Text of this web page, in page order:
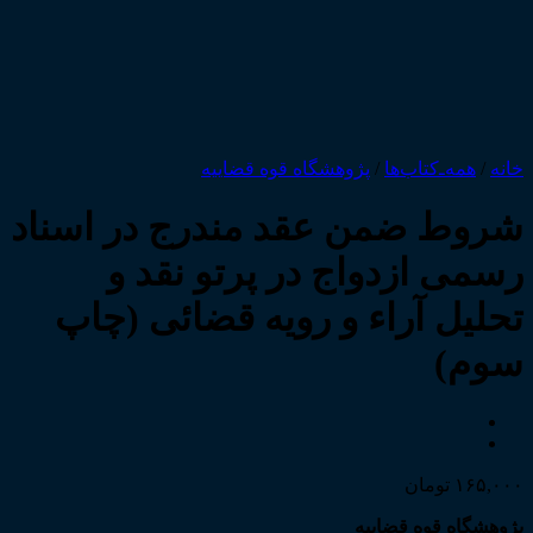
خانه / همه‌ـ‌کتاب‌ها / پژوهشگاه قوه قضاییه
شروط ضمن عقد مندرج در اسناد
رسمی ازدواج در پرتو نقد و
تحلیل آراء و رویه قضائی (چاپ
سوم)
۱۶۵,۰۰۰ تومان
پژوهشگاه قوه قضاییه